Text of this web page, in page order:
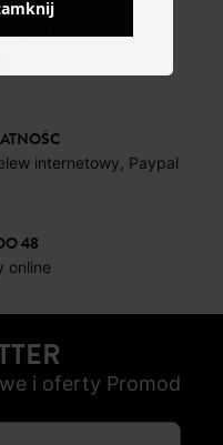
internetowy, Paypal
48
online
i oferty Promod